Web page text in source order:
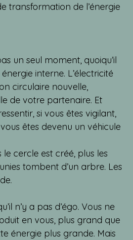
transformation de l’énergie
un seul moment, quoiqu’il
interne. L’électricité
circulaire nouvelle,
de votre partenaire. Et
si vous êtes vigilant,
êtes devenu un véhicule
cercle est créé, plus les
tombent d’un arbre. Les
n’y a pas d’égo. Vous ne
en vous, plus grand que
énergie plus grande. Mais